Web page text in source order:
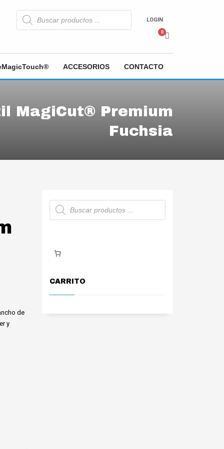
Búsqueda
de
productos
LOGIN
ACCESORIOS CONTACTO
MagiCut® Premium
Fuchsia
de
y
Búsqueda
de
productos
CARRITO